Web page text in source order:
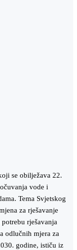
se obilježava 22.
vode i
Tema Svjetskog
za rješavanje
rješavanja
odlučnih mjera za
godine, ističu iz